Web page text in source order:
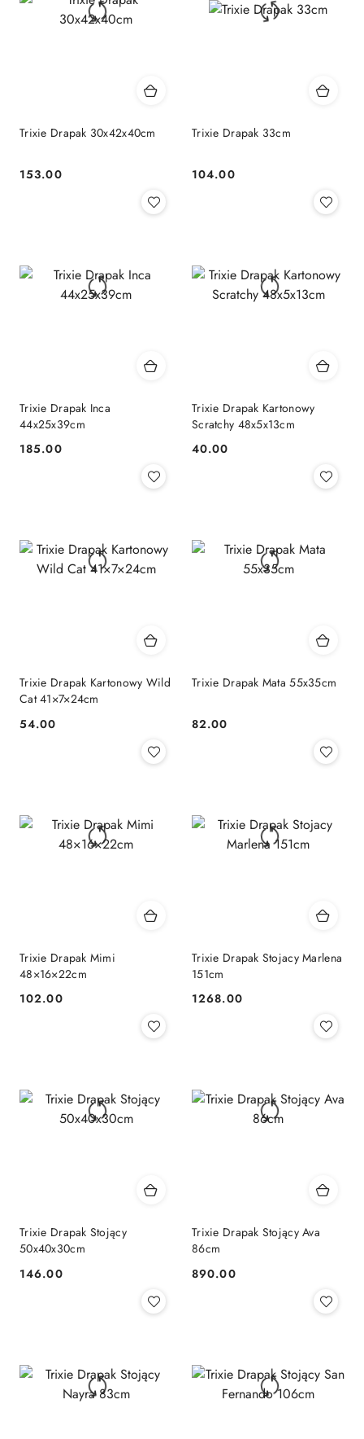
Trixie Drapak 30x42x40cm
Cena:
153.00
Trixie Drapak 33cm
Cena:
104.00
Trixie Drapak Inca
44x25x39cm
Cena:
185.00
Trixie Drapak Kartonowy
Scratchy 48x5x13cm
Cena:
40.00
Trixie Drapak Kartonowy Wild
Cat 41×7×24cm
Cena:
54.00
Trixie Drapak Mata 55x35cm
Cena:
82.00
Trixie Drapak Mimi
48×16×22cm
Cena:
102.00
Trixie Drapak Stojacy Marlena
151cm
Cena:
1268.00
Trixie Drapak Stojący
50x40x30cm
Cena:
146.00
Trixie Drapak Stojący Ava
86cm
Cena:
890.00